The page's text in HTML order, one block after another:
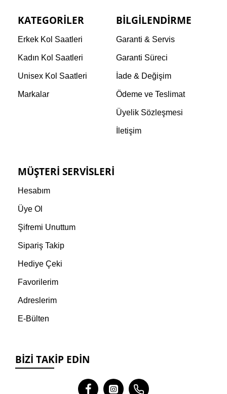
KATEGORILER
Erkek Kol Saatleri
Kadın Kol Saatleri
Unisex Kol Saatleri
Markalar
BILGILENDIRME
Garanti & Servis
Garanti Süreci
İade & Değişim
Ödeme ve Teslimat
Üyelik Sözleşmesi
İletişim
MÜŞTERI SERVISLERI
Hesabım
Üye Ol
Şifremi Unuttum
Sipariş Takip
Hediye Çeki
Favorilerim
Adreslerim
E-Bülten
BIZI TAKIP EDIN